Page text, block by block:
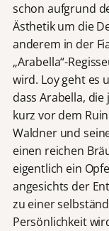
schon aufgrund
Ästhetik um die
anderem in der
„Arabella“-
wird. Loy geht es
dass Arabella,
kurz vor dem
Waldner und
einen reichen
eigentlich ein
angesichts der
zu einer
Persönlichkeit